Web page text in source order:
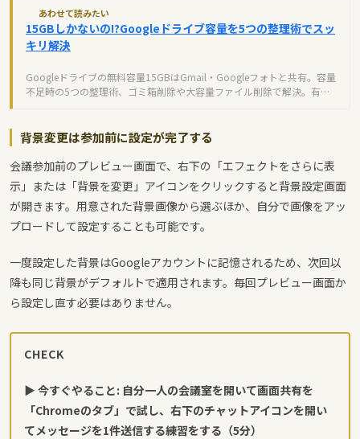
あわせて読みたい
15GBしかないの!?Googleドライブ容量を5つの整理術でスッ
キリ解決
Googleドライブの無料容量15GBはGmail・Googleフォトと共有。容量
不足時の5つの整理術、ゴミ箱削除や大容量ファイル削除で解決。有料
背景変更は参加前に設定が完了する
会議参加前のプレビュー画面で、右下の「エフェクトをさらに表
示」または「背景を変更」アイコンをクリックすると背景設定画面
が開きます。用意された背景画像から選ぶほか、自分で画像をアッ
プロードして設定することも可能です。
一度設定した背景はGoogleアカウントに記憶されるため、次回以
降も同じ背景がデフォルトで適用されます。毎回プレビュー画面か
ら設定し直す必要はありません。
CHECK
▶ 今すぐやること: 自分一人の会議室を開いて画面共有を
「Chromeのタブ」で試し、右下のチャットアイコンを開い
てメッセージを1件送信する練習をする（5分）